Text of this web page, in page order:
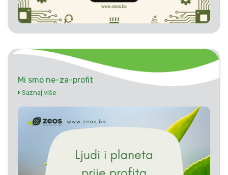
Mi smo ne-za-profit
Saznaj više